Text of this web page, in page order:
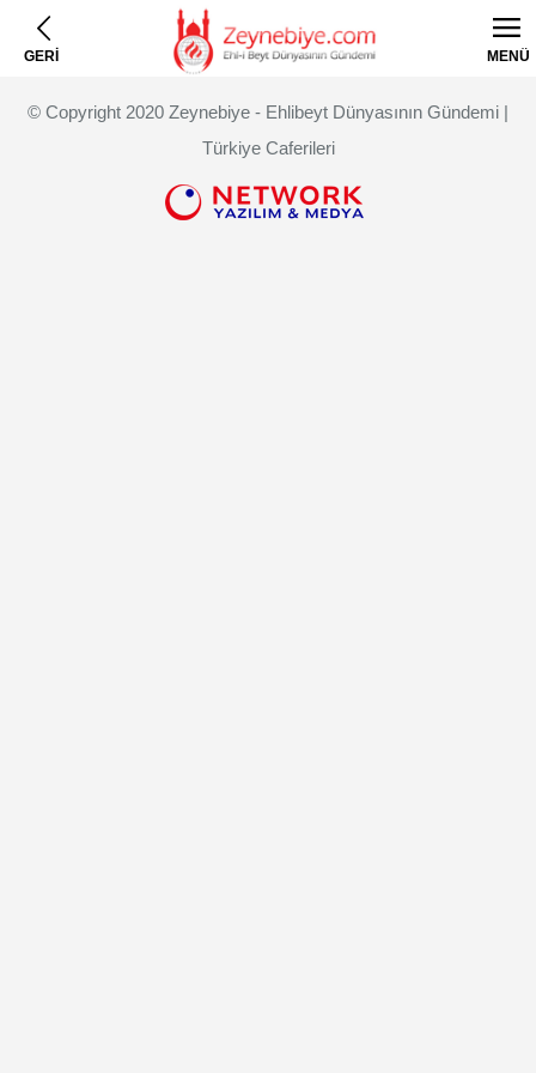
GERİ MENÜ
© Copyright 2020 Zeynebiye - Ehlibeyt Dünyasının Gündemi |
Türkiye Caferileri